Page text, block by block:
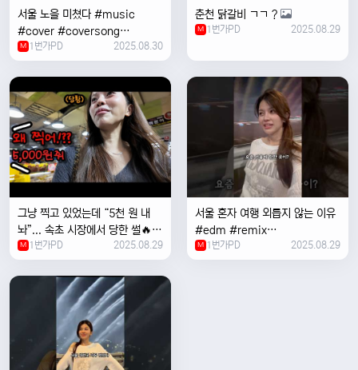
서울 노을 미쳤다 #music
#cover #coversong
#singer #서울 #노을 #한국 #
한강
M 1번가PD 2025.08.30
춘천 닭갈비 ㄱㄱ ?
M 1번가PD 2025.08.29
그냥 찍고 있었는데 “5천 원 내
놔”... 속초 시장에서 당한 썰🔥
M 1번가PD 2025.08.29
서울 혼자 여행 외릅지 않는 이유
#edm #remix
#electronicmusic #singer
#newmusic #music #여행
M 1번가PD 2025.08.29